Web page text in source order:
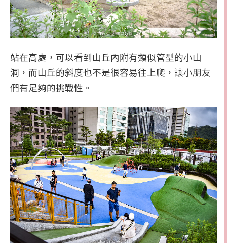
站在高處，可以看到山丘內附有類似管型的小山
洞，而山丘的斜度也不是很容易往上爬，讓小朋友
們有足夠的挑戰性。